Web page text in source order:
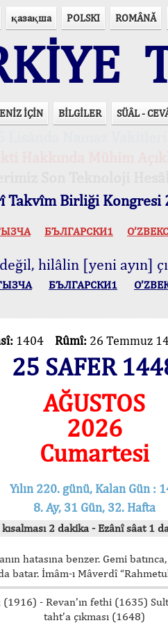
қазақша POLSKI ROMÂNĂ
İÇİN BİLGİLER SÜÂL -
Birliği Kongresi
БЪЛГАРСКИ1
hilâlin [yeni ayın]
БЪЛГАРСКИ1
1404 Rûmî: 26 Temmuz
25 SAFER
AĞUSTOS
2026
Cumartesi
Yılın 220. günü, Kalan Gün :
8. Ay, 31 Gün, 32. Hafta
2 dakika - Ezânî sâat 1
hatasına benzer. Gemi
batar. İmâm-ı Mâverdî
- Revan’ın fethi (1635)
taht’a çıkması (1648)